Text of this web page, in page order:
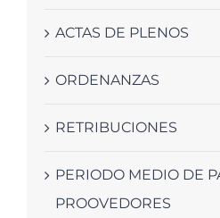
ACTAS DE PLENOS
ORDENANZAS
RETRIBUCIONES
PERIODO MEDIO DE
PROOVEDORES